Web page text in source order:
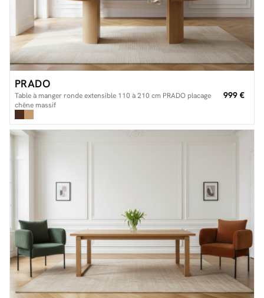
PRADO
Table à manger ronde extensible 110 à 210 cm PRADO placage
chêne massif
999 €